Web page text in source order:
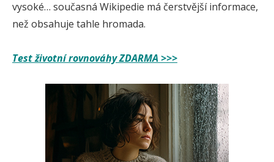
vysoké… současná Wikipedie má čerstvější informace,
než obsahuje tahle hromada.
Test životní rovnováhy ZDARMA >>>